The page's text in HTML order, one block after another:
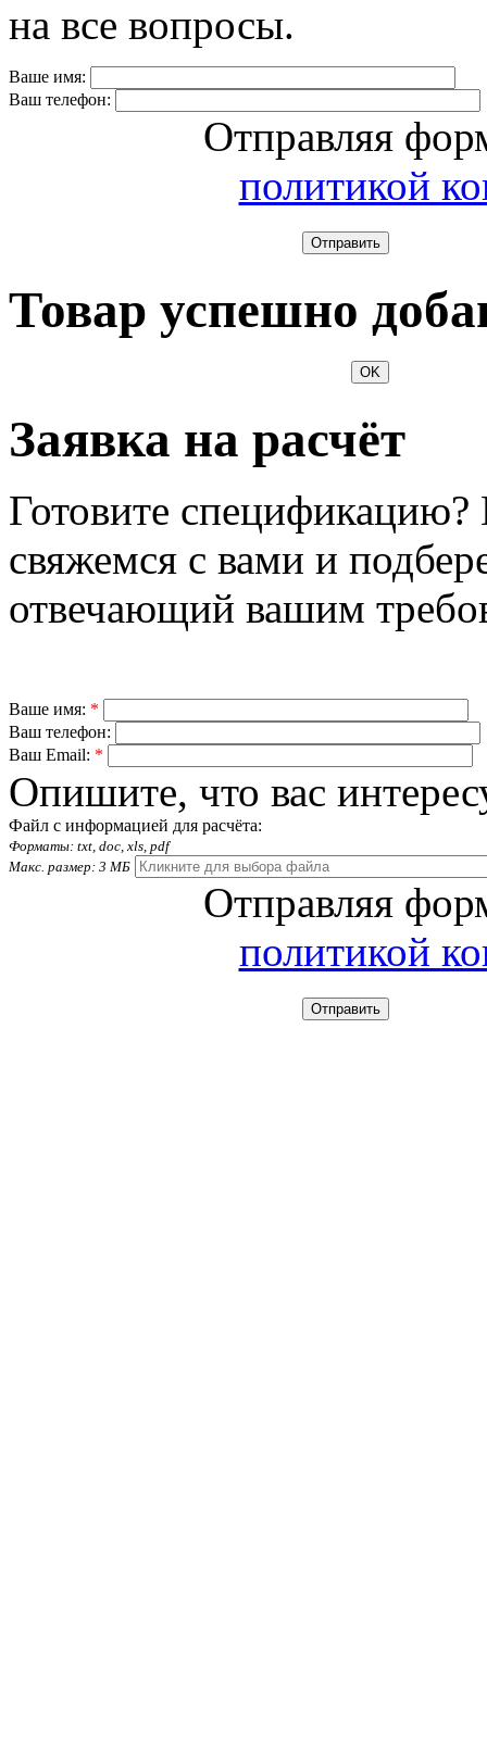
на все вопросы.
Ваше имя:
Ваш телефон:
Отправляя
политикой
Отправить
Товар успешно
OK
Заявка на расчёт
Готовите
свяжемся с вами и
отвечающий вашим
Ваше имя: *
Ваш телефон:
Ваш Email: *
Опишите, что вас
Файл с информацией для расчёта:
Форматы: txt, doc, xls, pdf
Макс. размер: 3 МБ
Отправляя
политикой
Отправить